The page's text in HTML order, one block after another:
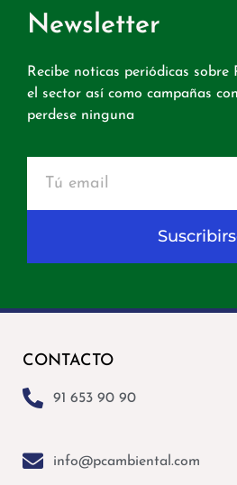
Newsletter
Recibe noticas periódicas
el sector así como campañas
perdese ninguna
CONTACTO
91 653 90 90
info@pcambiental.com